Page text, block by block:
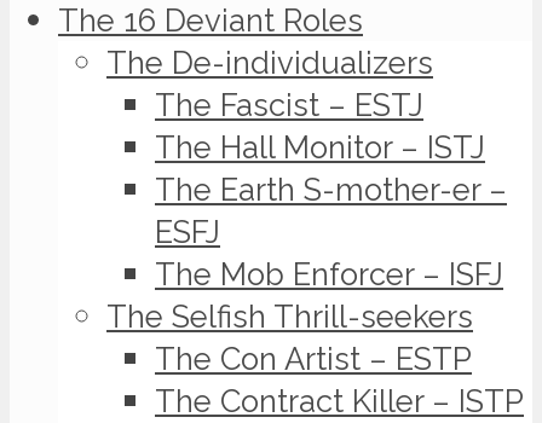
The 16 Deviant Roles
The De-individualizers
The Fascist – ESTJ
The Hall Monitor – ISTJ
The Earth S-mother-er –
ESFJ
The Mob Enforcer – ISFJ
The Selfish Thrill-seekers
The Con Artist – ESTP
The Contract Killer – ISTP